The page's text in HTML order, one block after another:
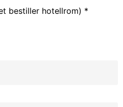
bestiller hotellrom) *